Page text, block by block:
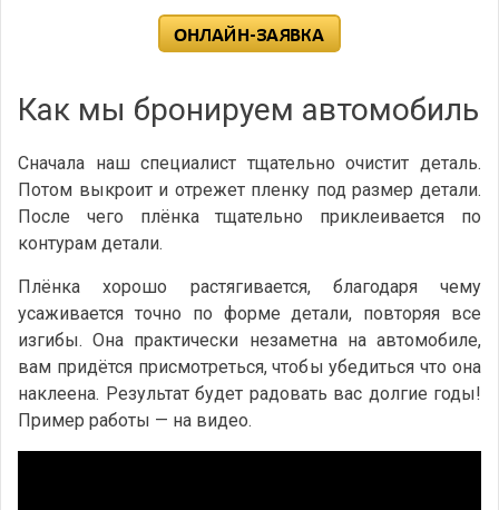
Как мы бронируем автомобиль
Сначала наш специалист тщательно очистит деталь.
Потом выкроит и отрежет пленку под размер детали.
После чего плёнка тщательно приклеивается по
контурам детали.
Плёнка хорошо растягивается, благодаря чему
усаживается точно по форме детали, повторяя все
изгибы. Она практически незаметна на автомобиле,
вам придётся присмотреться, чтобы убедиться что она
наклеена. Результат будет радовать вас долгие годы!
Пример работы — на видео.